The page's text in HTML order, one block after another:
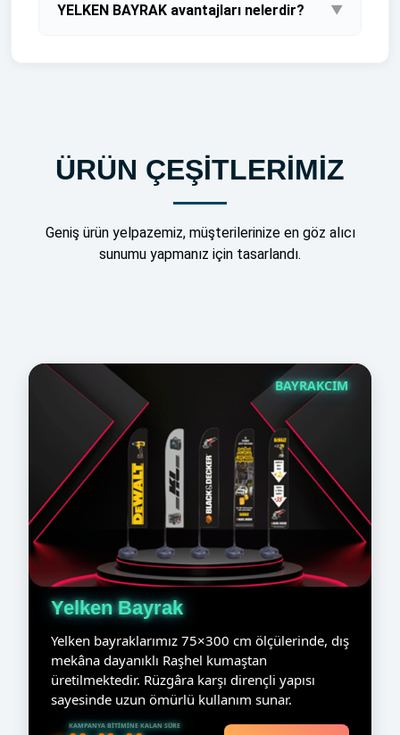
Fiyata Dahildir
YELKEN BAYRAK avantajları nelerdir? ▼
ÜRÜN ÇEŞİTLERİMİZ
Geniş ürün yelpazemiz, müşterilerinize en göz alıcı
sunumu yapmanız için tasarlandı.
BAYRAKCIM
Yelken Bayrak
Yelken bayraklarımız 75×300 cm ölçülerinde, dış
mekâna dayanıklı Raşhel kumaştan
üretilmektedir. Rüzgâra karşı dirençli yapısı
sayesinde uzun ömürlü kullanım sunar.
KAMPANYA BITIMINE KALAN SÜRE